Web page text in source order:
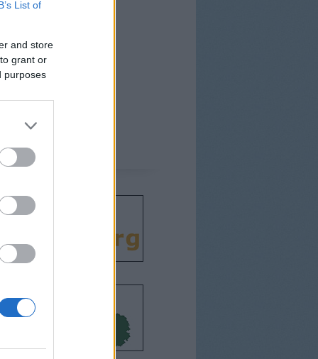
List of
and store
grant or
purposes